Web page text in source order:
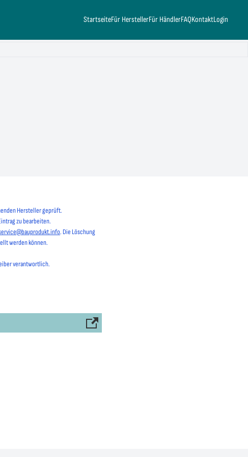
StartseiteFür HerstellerFür HändlerFAQKontaktLogin
Hersteller geprüft.
zu bearbeiten.
. Die Löschung
werden können.
verantwortlich.